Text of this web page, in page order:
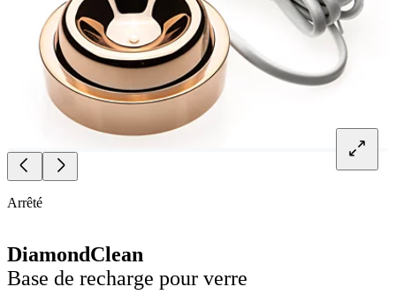
Arrêté
DiamondClean
Base de recharge pour verre